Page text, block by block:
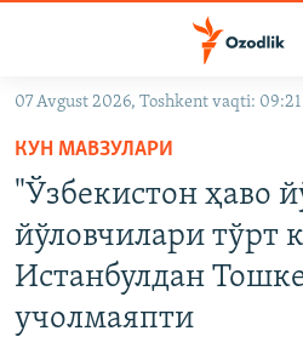
Асосий
навигацияга
ўтинг
Қидиришга
ўтинг
OZODVIDEO
На русском
07 Avgust 2026, Toshkent vaqti: 09:21
КУН МАВЗУЛАРИ
"Ўзбекистон ҳаво
йўловчилари тўрт
Истанбулдан
учолмаяпти